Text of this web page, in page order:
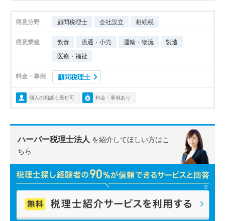
得意分野 顧問税理士 会社設立 相続税
得意業種 飲食 流通・小売 運輸・物流
製造
医療・福祉
料金・事例 顧問税理士
個人の相談も受付可 料金・事例あり
ハーバー税理士法人 を紹介してほしい方はこ
ちら